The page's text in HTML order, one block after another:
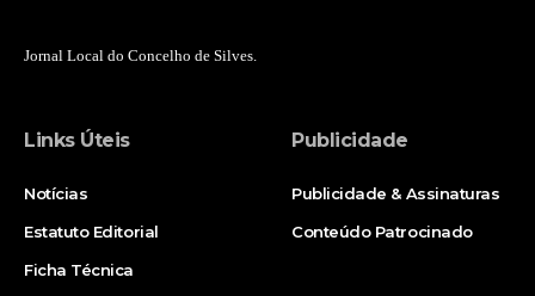
Jornal Local do Concelho de Silves.
Links Úteis
Notícias
Estatuto Editorial
Ficha Técnica
Publicidade
Publicidade & Assinaturas
Conteúdo Patrocinado